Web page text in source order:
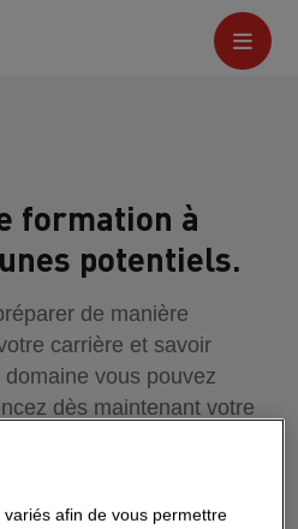
formation à
potentiels.
de manière
carrière et savoir
vous pouvez
dès maintenant votre
compétences dans un
varié.
afin de vous permettre